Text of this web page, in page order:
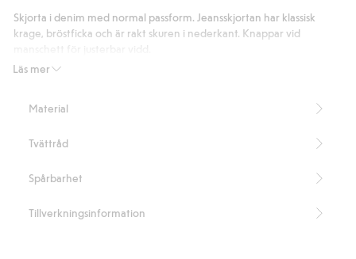
shirt
bomull
Läs mer
Skjorta i denim med normal passform. Jeansskjortan har klassisk
krage, bröstficka och är rakt skuren i nederkant. Knappar vid
Normal passform
Artikelnummer
Material
Tvättråd
Spårbarhet
Tillverkningsinformation